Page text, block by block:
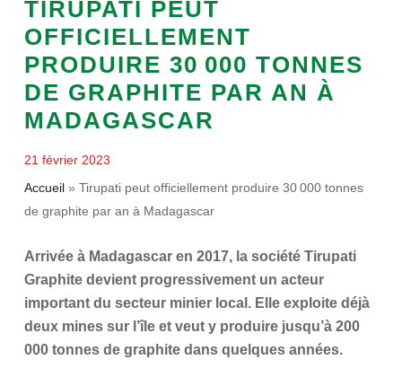
TIRUPATI PEUT
OFFICIELLEMENT
PRODUIRE 30 000 TONNES
DE GRAPHITE PAR AN À
MADAGASCAR
21 février 2023
Accueil» Tirupati peut officiellement produire 30 000 tonnes
de graphite par an à Madagascar
Arrivée à Madagascar en 2017, la société Tirupati
Graphite devient progressivement un acteur
important du secteur minier local. Elle exploite déjà
deux mines sur l’île et veut y produire jusqu’à 200
000 tonnes de graphite dans quelques années.